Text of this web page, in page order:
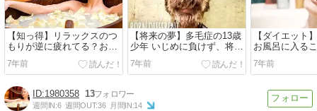
【知っ得】リラックスのつ
もりが逆に疲れてる？おス
スメなお風呂の入り方
7年前
【将来の夢】多毛症の13歳
少年 いじめに負けず、将来
は「警察官になりたい」
（印）
7年前
【ダイエット
お風呂に入る
ー燃焼効果
7年前
1980358 13
週間IN:6 週間OUT:36 月間IN:14